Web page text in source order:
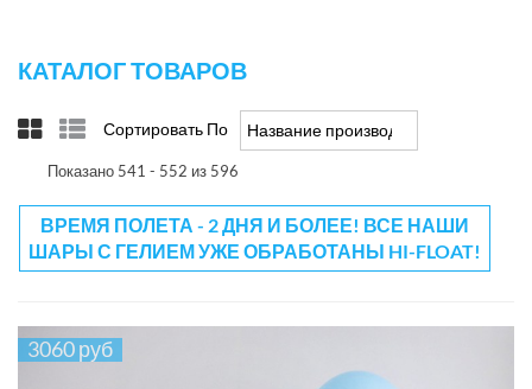
КАТАЛОГ ТОВАРОВ
Сортировать По Название производителя +/-
Показано 541 - 552 из 596
ВРЕМЯ ПОЛЕТА - 2 ДНЯ И БОЛЕЕ! ВСЕ НАШИ
ШАРЫ С ГЕЛИЕМ УЖЕ ОБРАБОТАНЫ HI-FLOAT!
3060 руб